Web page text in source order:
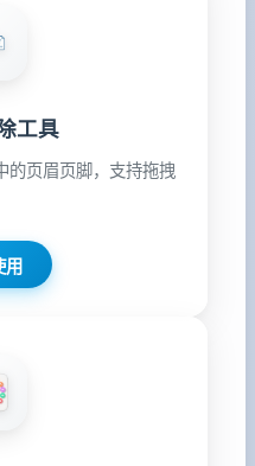
工具
的页眉页脚，支持拖拽
用